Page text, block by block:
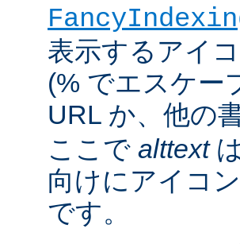
表示するアイ
(% でエスケー
URL か、他の
ここで alttext
向けにアイコ
です。